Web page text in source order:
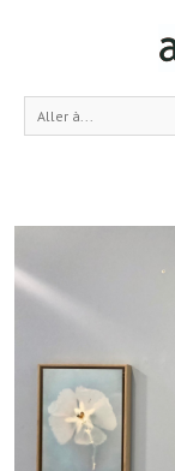
Aller à...